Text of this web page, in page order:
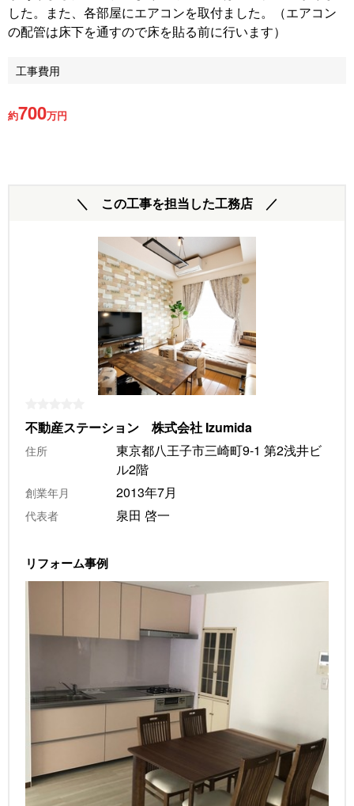
した。また、各部屋にエアコンを取付ました。（エアコン
の配管は床下を通すので床を貼る前に行います）
工事費用
約700万円
＼ この工事を担当した工務店 ／
不動産ステーション 株式会社 Izumida
住所
東京都八王子市三崎町9-1 第2浅井ビ
ル2階
創業年月 2013年7月
代表者 泉田 啓一
リフォーム事例